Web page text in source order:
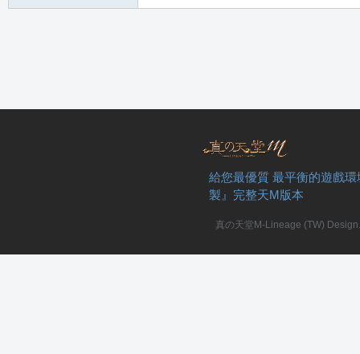
給您最優質 最平衡的遊戲
製』完整天M版本
真の天堂M-Lineage (TW)